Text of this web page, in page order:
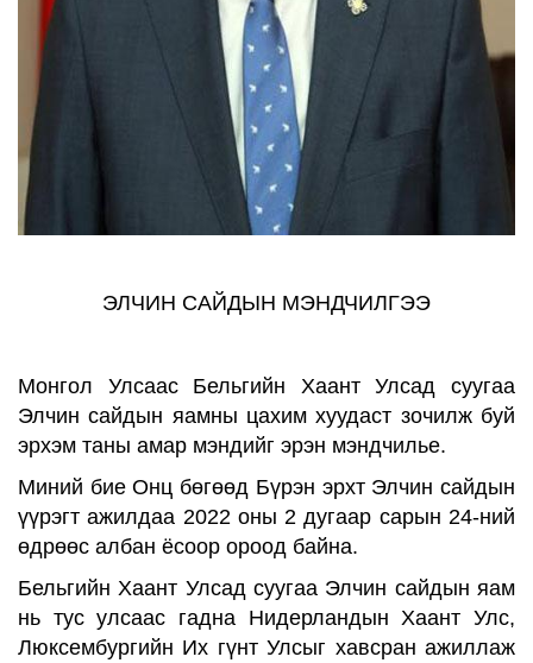
ЭЛЧИН САЙДЫН МЭНДЧИЛГЭЭ
Монгол Улсаас Бельгийн Хаант Улсад суугаа
Элчин сайдын яамны цахим хуудаст зочилж буй
эрхэм таны амар мэндийг эрэн мэндчилье.
Миний бие Онц бөгөөд Бүрэн эрхт Элчин сайдын
үүрэгт ажилдаа 2022 оны 2 дугаар сарын 24-ний
өдрөөс албан ёсоор ороод байна.
Бельгийн Хаант Улсад суугаа Элчин сайдын яам
нь тус улсаас гадна Нидерландын Хаант Улс,
Люксембургийн Их гүнт Улсыг хавсран ажиллаж